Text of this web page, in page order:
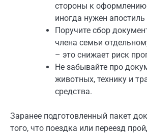
стороны к
иногда нужен апостиль
Поручите сбор
члена семьи
– это снижает риск
Не забывайте про
животных, технику и
средства.
Заранее подготовленный пакет
того, что поездка или переезд